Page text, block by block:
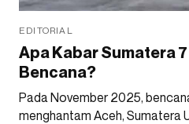
EDITORIAL
Apa Kabar Sumatera
Bencana?
Pada November 2025,
menghantam Aceh, Sumatera